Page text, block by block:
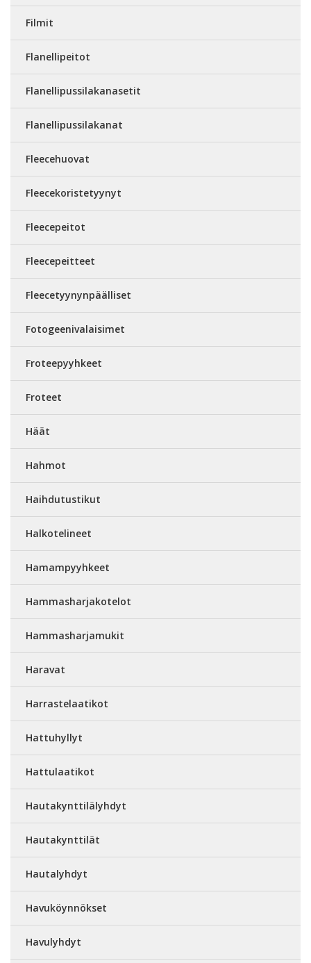
Filmit
Flanellipeitot
Flanellipussilakanasetit
Flanellipussilakanat
Fleecehuovat
Fleecekoristetyynyt
Fleecepeitot
Fleecepeitteet
Fleecetyynynpäälliset
Fotogeenivalaisimet
Froteepyyhkeet
Froteet
Häät
Hahmot
Haihdutustikut
Halkotelineet
Hamampyyhkeet
Hammasharjakotelot
Hammasharjamukit
Haravat
Harrastelaatikot
Hattuhyllyt
Hattulaatikot
Hautakynttilälyhdyt
Hautakynttilät
Hautalyhdyt
Havuköynnökset
Havulyhdyt